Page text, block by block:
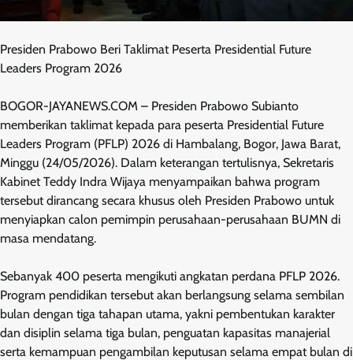
Presiden Prabowo Beri Taklimat Peserta Presidential Future
Leaders Program 2026
BOGOR-JAYANEWS.COM – Presiden Prabowo Subianto
memberikan taklimat kepada para peserta Presidential Future
Leaders Program (PFLP) 2026 di Hambalang, Bogor, Jawa Barat,
Minggu (24/05/2026). Dalam keterangan tertulisnya, Sekretaris
Kabinet Teddy Indra Wijaya menyampaikan bahwa program
tersebut dirancang secara khusus oleh Presiden Prabowo untuk
menyiapkan calon pemimpin perusahaan-perusahaan BUMN di
masa mendatang.
Sebanyak 400 peserta mengikuti angkatan perdana PFLP 2026.
Program pendidikan tersebut akan berlangsung selama sembilan
bulan dengan tiga tahapan utama, yakni pembentukan karakter
dan disiplin selama tiga bulan, penguatan kapasitas manajerial
serta kemampuan pengambilan keputusan selama empat bulan di